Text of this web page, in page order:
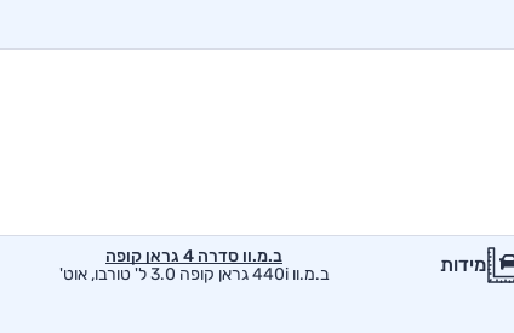
מידות
ב.מ.וו סדרה 4 גראן קופה
ב.מ.וו 440i גראן קופה 3.0 ל' טורבו, אוט'